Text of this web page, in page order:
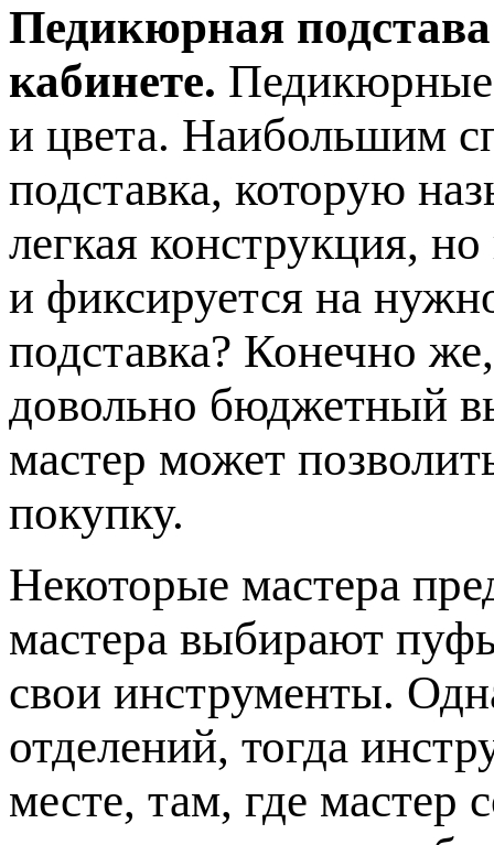
Педикюрная подстава
кабинете. Педикюрные
и цвета. Наибольшим
подставка, которую
легкая конструкция,
и фиксируется на
подставка? Конечно
довольно бюджетный
мастер может
покупку.
Некоторые мастера
мастера выбирают
свои инструменты.
отделений, тогда
месте, там, где